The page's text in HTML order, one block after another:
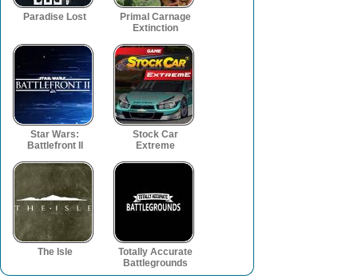
Paradise Lost
Primal Carnage
Extinction
Star Wars:
Battlefront II
Stock Car
Extreme
The Isle
Totally Accurate
Battlegrounds